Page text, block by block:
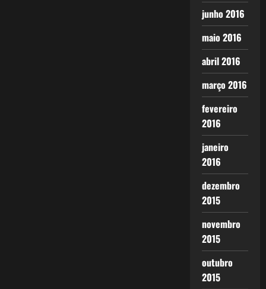
junho 2016
maio 2016
abril 2016
março 2016
fevereiro
2016
janeiro
2016
dezembro
2015
novembro
2015
outubro
2015